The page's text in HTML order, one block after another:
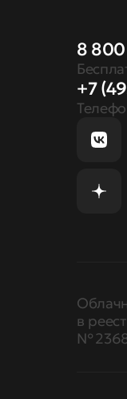
8
+7
в
№